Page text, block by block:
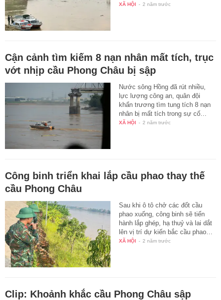
XÃ HỘI - 2 năm trước
Cận cảnh tìm kiếm 8 nạn nhân mất tích, trục
vớt nhịp cầu Phong Châu bị sập
Nước sông Hồng đã rút nhiều,
lực lượng công an, quân đội
khẩn trương tìm tung tích 8 nạn
nhân bị mất tích trong sự cố…
XÃ HỘI - 2 năm trước
Công binh triển khai lắp cầu phao thay thế
cầu Phong Châu
Sau khi ô tô chở các đốt cầu
phao xuống, công binh sẽ tiến
hành lắp ghép, hạ thuỷ và lai dắt
lên vị trí dự kiến bắc cầu phao…
XÃ HỘI - 2 năm trước
Clip: Khoảnh khắc cầu Phong Châu sập